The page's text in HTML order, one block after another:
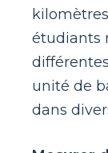
étudiants
unité de
dans